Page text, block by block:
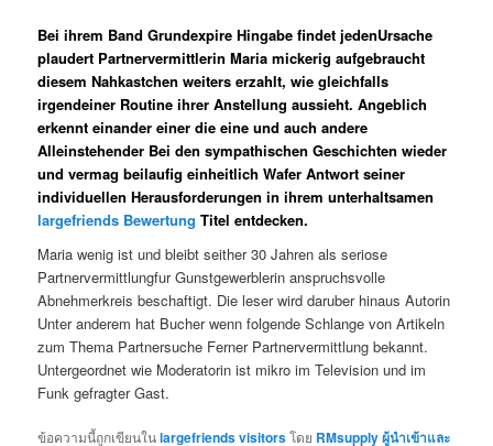
Bei ihrem Band Grundexpire Hingabe findet jedenUrsache
plaudert Partnervermittlerin Maria mickerig aufgebraucht
diesem Nahkastchen weiters erzahlt, wie gleichfalls
irgendeiner Routine ihrer Anstellung aussieht. Angeblich
erkennt einander einer die eine und auch andere
Alleinstehender Bei den sympathischen Geschichten wieder
und vermag beilaufig einheitlich Wafer Antwort seiner
individuellen Herausforderungen in ihrem unterhaltsamen
largefriends Bewertung Titel entdecken.
Maria wenig ist und bleibt seither 30 Jahren als seriose
Partnervermittlungfur Gunstgewerblerin anspruchsvolle
Abnehmerkreis beschaftigt. Die leser wird daruber hinaus Autorin
Unter anderem hat Bucher wenn folgende Schlange von Artikeln
zum Thema Partnersuche Ferner Partnervermittlung bekannt.
Untergeordnet wie Moderatorin ist mikro im Television und im
Funk gefragter Gast.
ข้อความนี้ถูกเขียนในlargefriends visitorsโดย RMsupply ผู้นำเข้าและ